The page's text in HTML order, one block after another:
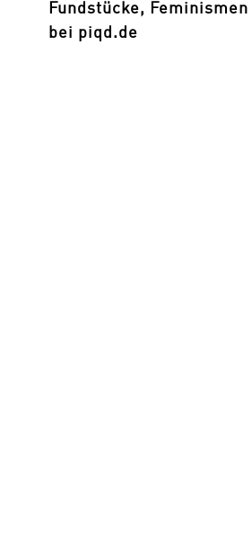
Fundstücke, Feminismen
bei piqd.de